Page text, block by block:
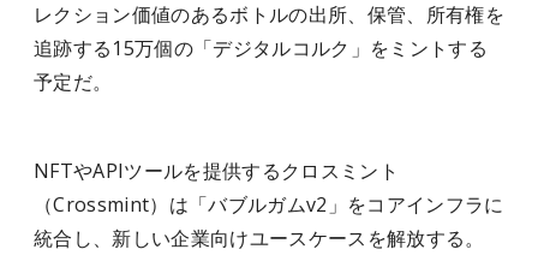
レクション価値のあるボトルの出所、保管、所有権を
追跡する15万個の「デジタルコルク」をミントする
予定だ。
NFTやAPIツールを提供するクロスミント
（Crossmint）は「バブルガムv2」をコアインフラに
統合し、新しい企業向けユースケースを解放する。